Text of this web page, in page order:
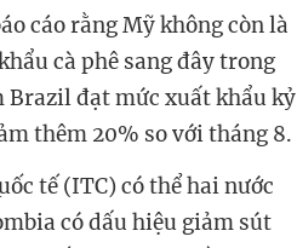
cáo rằng Mỹ không còn là
cà phê sang đây trong
Brazil đạt mức xuất khẩu kỷ
thêm 20% so với tháng 8.
tế (ITC) có thể hai nước
có dấu hiệu giảm sút